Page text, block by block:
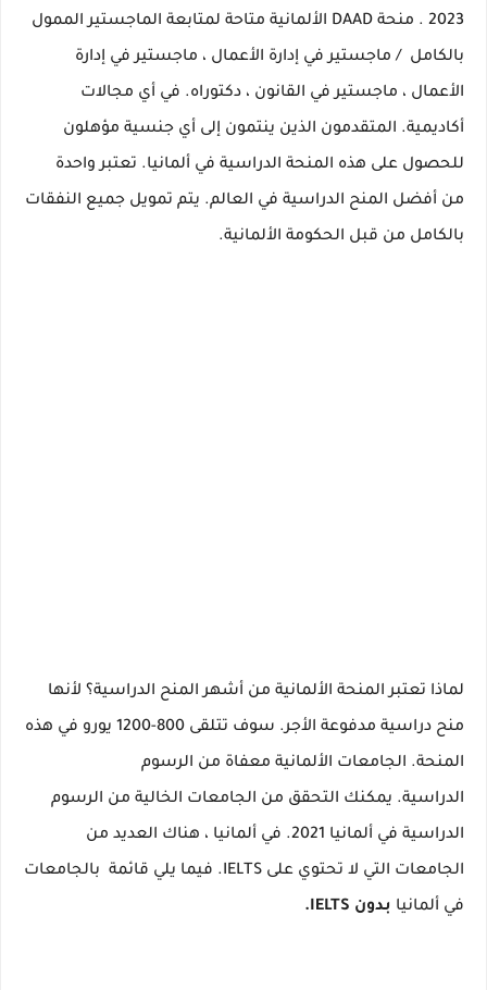
2023
. منحة DAAD الألمانية متاحة لمتابعة الماجستيرالممول
بالكامل / ماجستير في إدارة الأعمال ، ماجستير في إدارة
الأعمال ، ماجستير في القانون ، دكتوراه. في أي مجالات
أكاديمية. المتقدمون الذين ينتمون إلى أي جنسية مؤهلون
للحصول على هذه المنحة الدراسية في ألمانيا. تعتبر واحدة
من أفضل المنح الدراسية في العالم. يتم تمويل جميع النفقات
بالكامل من قبل الحكومة الألمانية.
لماذا تعتبر المنحة الألمانية من أشهر المنح الدراسية؟ لأنها
منح دراسية مدفوعة الأجر. سوف تتلقى 800-1200 يورو في هذه
المنحة. الجامعات الألمانية معفاة من الرسوم
الدراسية. يمكنك التحقق من الجامعات الخالية من الرسوم
الدراسية في ألمانيا 2021. في ألمانيا ، هناك العديد من
الجامعات التي لا تحتوي على IELTS. فيما يلي قائمة بالجامعات
في ألمانيا بدون IELTS.